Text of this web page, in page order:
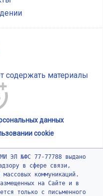
материалы
данных
cookie
ЭЛ №ФС 77-77788 выдано
в сфере связи,
коммуникаций.
на Сайте и в
только с письменного